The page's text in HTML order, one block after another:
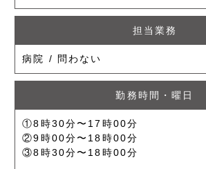
担当業務
病院 / 問わない
勤務時間・曜日
①8時30分〜17時00分
②9時00分〜18時00分
③8時30分〜18時00分